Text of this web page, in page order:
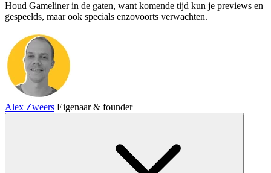
Houd Gameliner in de gaten, want komende tijd kun je previews en
gespeelds, maar ook specials enzovoorts verwachten.
Alex Zweers Eigenaar & founder